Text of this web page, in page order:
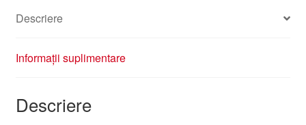
9631563980
Descriere
Informații suplimentare
Descriere